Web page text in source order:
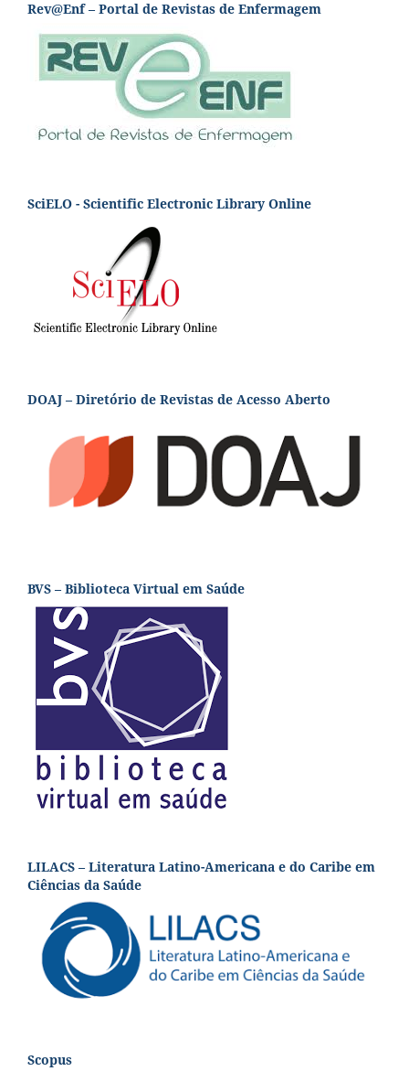
Rev@Enf – Portal de Revistas de Enfermagem
SciELO - Scientific Electronic Library Online
DOAJ – Diretório de Revistas de Acesso Aberto
BVS – Biblioteca Virtual em Saúde
LILACS – Literatura Latino-Americana e do Caribe em
Ciências da Saúde
Scopus